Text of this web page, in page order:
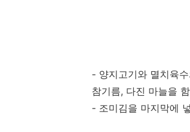
- 양지고기와 멸치육
참기름, 다진 마늘을
- 조미김을 마지막에